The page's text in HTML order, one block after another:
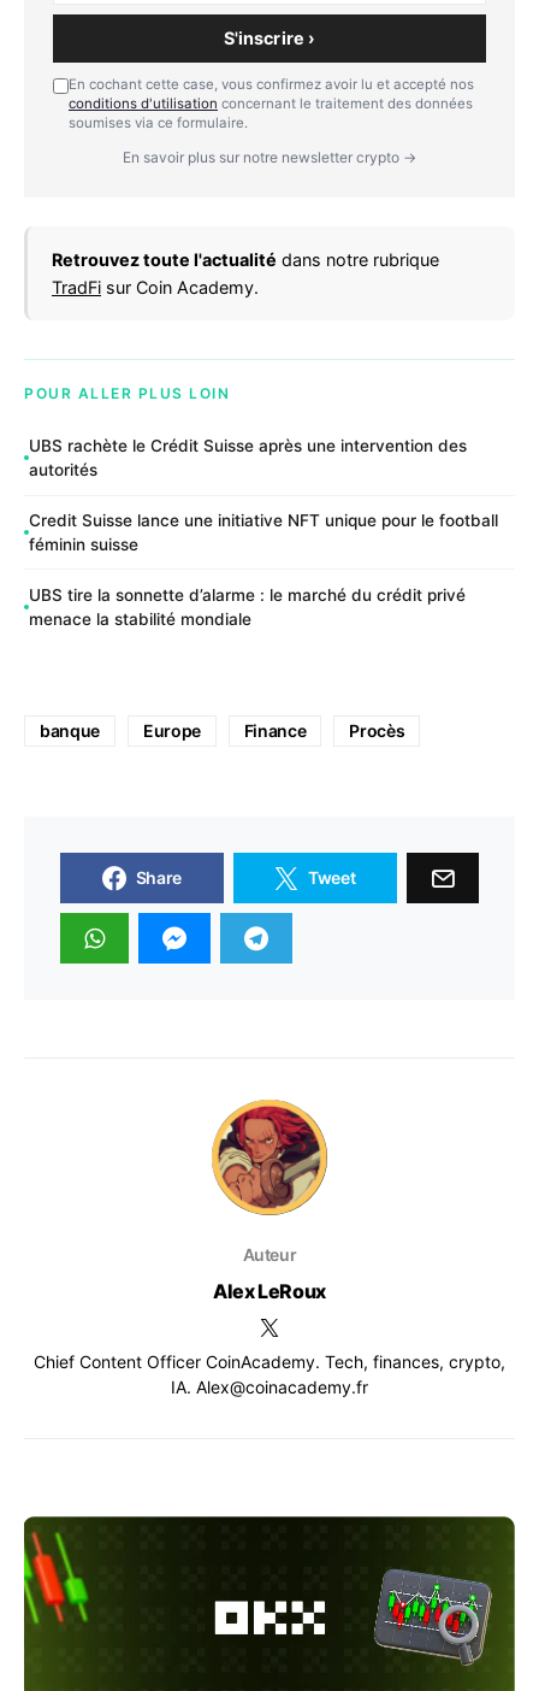
S'inscrire ›
En cochant cette case, vous confirmez avoir lu et accepté nos
conditions d'utilisation concernant le traitement des données
soumises via ce formulaire.
En savoir plus sur notre newsletter crypto →
Retrouvez toute l'actualité dans notre rubrique
TradFi sur Coin Academy.
POUR ALLER PLUS LOIN
UBS rachète le Crédit Suisse après une intervention des
autorités
Credit Suisse lance une initiative NFT unique pour le football
féminin suisse
UBS tire la sonnette d’alarme : le marché du crédit privé
menace la stabilité mondiale
banque Europe Finance Procès
Share Tweet
Auteur
Alex LeRoux
Chief Content Officer CoinAcademy. Tech, finances, crypto,
IA. Alex@coinacademy.fr